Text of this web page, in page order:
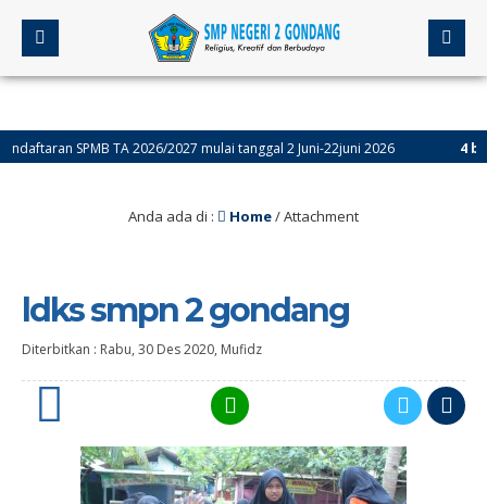
SPMB TA 2026/2027 mulai tanggal 2 Juni-22juni 2026 4 bulan
Anda ada di : Home/ Attachment
ldks smpn 2 gondang
Diterbitkan : Rabu, 30 Des 2020, Mufidz